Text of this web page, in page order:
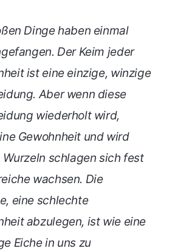
Dinge haben einmal
Der Keim jeder
ist eine einzige, winzige
Aber wenn diese
wiederholt wird,
Gewohnheit und wird
Wurzeln schlagen sich fest
wachsen. Die
eine schlechte
abzulegen, ist wie eine
Eiche in uns zu